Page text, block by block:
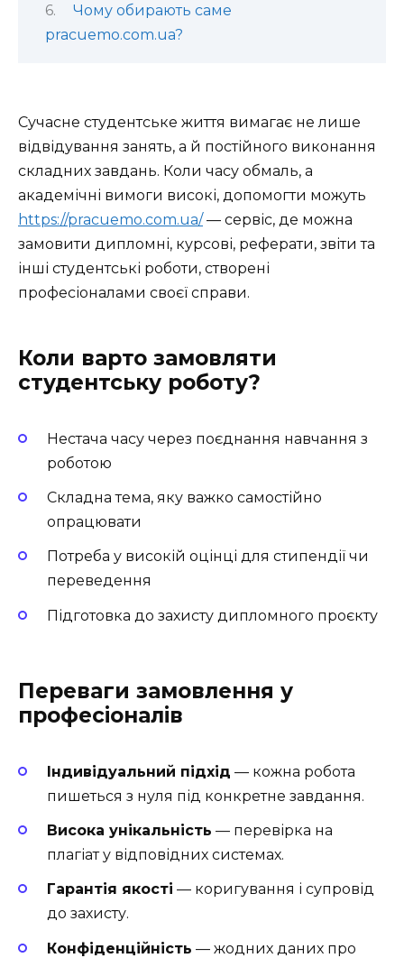
Чому обирають саме
pracuemo.com.ua?
Сучасне студентське життя вимагає не лише
відвідування занять, а й постійного виконання
складних завдань. Коли часу обмаль, а
академічні вимоги високі, допомогти можуть
https://pracuemo.com.ua/— сервіс, де можна
замовити дипломні, курсові, реферати, звіти та
інші студентські роботи, створені
професіоналами своєї справи.
Коли варто замовляти
студентську роботу?
Нестача часу через поєднання навчання з
роботою
Складна тема, яку важко самостійно
опрацювати
Потреба у високій оцінці для стипендії чи
переведення
Підготовка до захисту дипломного проєкту
Переваги замовлення у
професіоналів
Індивідуальний підхід — кожна робота
пишеться з нуля під конкретне завдання.
Висока унікальність — перевірка на
плагіат у відповідних системах.
Гарантія якості — коригування і супровід
до захисту.
Конфіденційність — жодних даних про